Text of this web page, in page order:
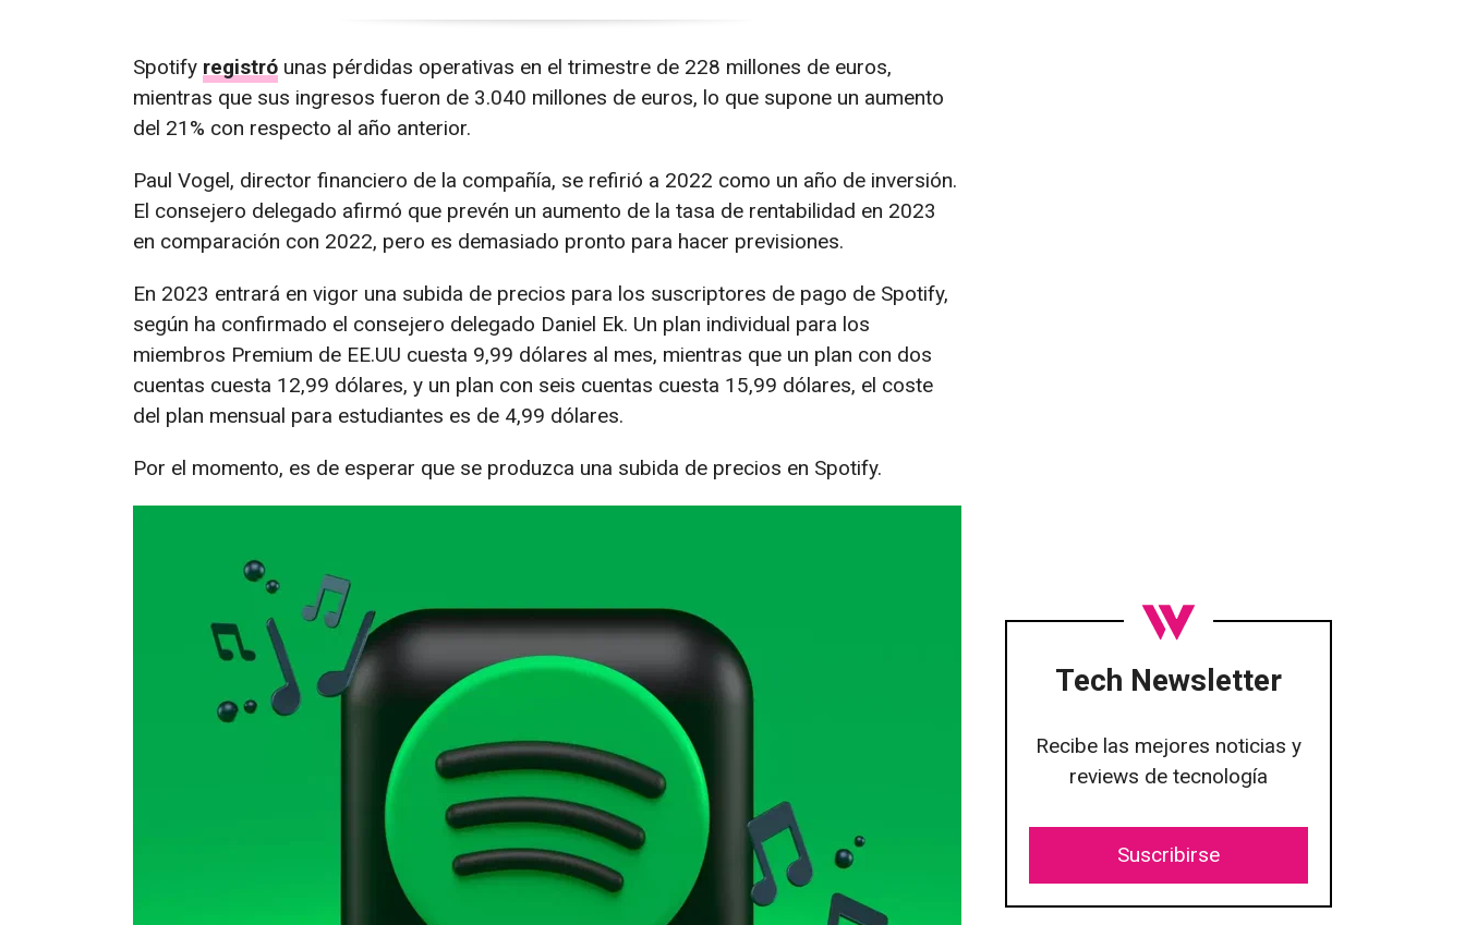
Tech Newsletter
Recibe las mejores noticias y
reviews de tecnología
Suscribirse
Spotify registró unas pérdidas operativas en el trimestre de 228 millones de euros,
mientras que sus ingresos fueron de 3.040 millones de euros, lo que supone un aumento
del 21% con respecto al año anterior.
Paul Vogel, director financiero de la compañía, se refirió a 2022 como un año de inversión.
El consejero delegado afirmó que prevén un aumento de la tasa de rentabilidad en 2023
en comparación con 2022, pero es demasiado pronto para hacer previsiones.
En 2023 entrará en vigor una subida de precios para los suscriptores de pago de Spotify,
según ha confirmado el consejero delegado Daniel Ek. Un plan individual para los
miembros Premium de EE.UU cuesta 9,99 dólares al mes, mientras que un plan con dos
cuentas cuesta 12,99 dólares, y un plan con seis cuentas cuesta 15,99 dólares, el coste
del plan mensual para estudiantes es de 4,99 dólares.
Por el momento, es de esperar que se produzca una subida de precios en Spotify.